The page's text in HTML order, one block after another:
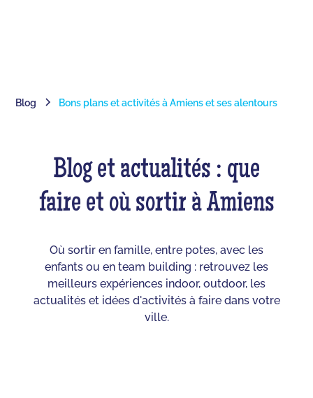
Blog Bons plans et activités à Amiens et ses alentours
Blog et actualités : que
faire et où sortir à Amiens
Où sortir en famille, entre potes, avec les
enfants ou en team building : retrouvez les
meilleurs expériences indoor, outdoor, les
actualités et idées d'activités à faire dans votre
ville.